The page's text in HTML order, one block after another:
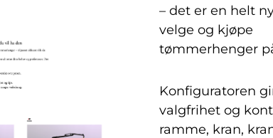
– det er en helt
velge og kjøpe
tømmerhenger
Konfiguratoren
valgfrihet og
ramme, kran,